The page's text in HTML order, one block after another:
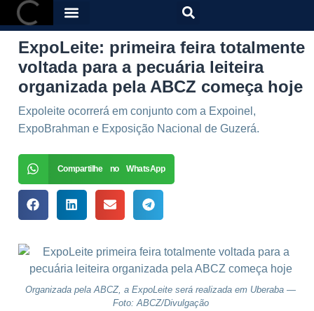
ExpoLeite: primeira feira totalmente
voltada para a pecuária leiteira
organizada pela ABCZ começa hoje
Expoleite ocorrerá em conjunto com a Expoinel,
ExpoBrahman e Exposição Nacional de Guzerá.
Compartilhe no WhatsApp
Organizada pela ABCZ, a ExpoLeite será realizada em Uberaba —
Foto: ABCZ/Divulgação